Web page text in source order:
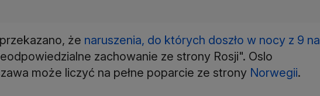
że naruszenia, do których doszło w nocy z 9 na
zachowanie ze strony Rosji". Oslo
może liczyć na pełne poparcie ze strony Norwegii.